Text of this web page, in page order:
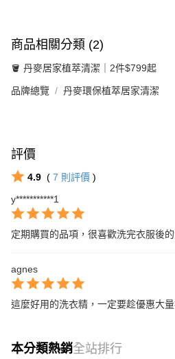
商品相關分類 (2)
🪣 丹麥居家植萃清潔｜2件$799起
品牌總覽 丹麥環保植萃居家清潔
評價
4.9 ( 7 則評價 )
y***********1
定期購買的品項，很喜歡洗完衣服後的
agnes
這麼好用的洗衣精，一定要趁優惠大
本分類熱銷全站排行